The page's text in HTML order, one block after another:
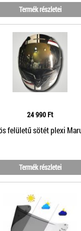
Termék részletei
24 990 Ft
felületű sötét plexi
Termék részletei